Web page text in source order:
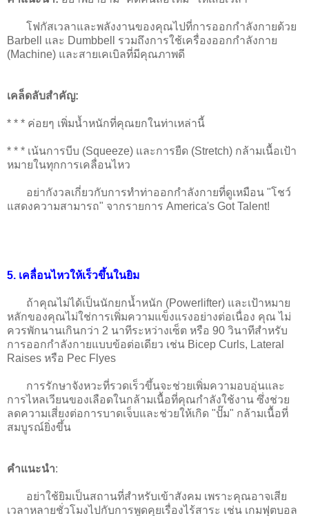
โฟกัสเวลาและพลังงานของคุณไปที่การออกกำลังกายด้วย
Barbell และ Dumbbell รวมถึงการใช้เครื่องออกกำลังกาย
(Machine) และสายเคเบิลที่มีคุณภาพดี
เคล็ดลับสำคัญ:
* * * ค่อยๆ เพิ่มน้ำหนักที่คุณยกในท่าเหล่านี้
* * * เน้นการบีบ (Squeeze) และการยืด (Stretch) กล้ามเนื้อเป้า
หมายในทุกการเคลื่อนไหว
อย่ากังวลเกี่ยวกับการทำท่าออกกำลังกายที่ดูเหมือน "โชว์
แสดงความสามารถ" จากรายการ America's Got Talent!
5. เคลื่อนไหวให้เร็วขึ้นในยิม
ถ้าคุณไม่ได้เป็นนักยกน้ำหนัก (Powerlifter) และเป้าหมาย
หลักของคุณไม่ใช่การเพิ่มความแข็งแรงอย่างต่อเนื่อง คุณ ไม่
ควรพักนานเกินกว่า 2 นาทีระหว่างเซ็ต หรือ 90 วินาทีสำหรับ
การออกกำลังกายแบบข้อต่อเดียว เช่น Bicep Curls, Lateral
Raises หรือ Pec Flyes
การรักษาจังหวะที่รวดเร็วขึ้นจะช่วยเพิ่มความอบอุ่นและ
การไหลเวียนของเลือดในกล้ามเนื้อที่คุณกำลังใช้งาน ซึ่งช่วย
ลดความเสี่ยงต่อการบาดเจ็บและช่วยให้เกิด "ปั๊ม" กล้ามเนื้อที่
สมบูรณ์ยิ่งขึ้น
คำแนะนำ:
อย่าใช้ยิมเป็นสถานที่สำหรับเข้าสังคม เพราะคุณอาจเสีย
เวลาหลายชั่วโมงไปกับการพูดคุยเรื่องไร้สาระ เช่น เกมฟุตบอล